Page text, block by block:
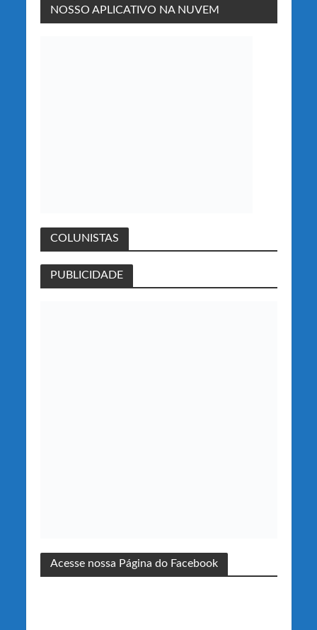
NOSSO APLICATIVO NA NUVEM
COLUNISTAS
PUBLICIDADE
Acesse nossa Página do Facebook